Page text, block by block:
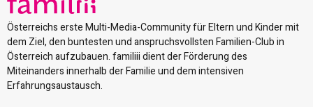
Österreichs erste Multi-Media-Community für Eltern und Kinder mit
dem Ziel, den buntesten und anspruchsvollsten Familien-Club in
Österreich aufzubauen. familiii dient der Förderung des
Miteinanders innerhalb der Familie und dem intensiven
Erfahrungsaustausch.